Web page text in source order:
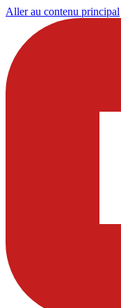
Aller au contenu principal